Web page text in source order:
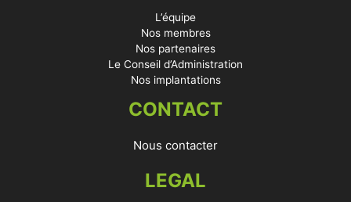
L’équipe
Nos membres
Nos partenaires
Le Conseil d’Administration
Nos implantations
CONTACT
Nous contacter
LEGAL